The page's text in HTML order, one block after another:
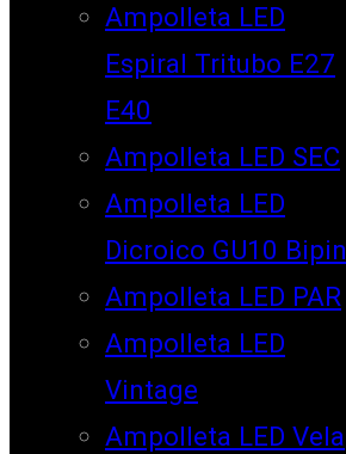
Ampolleta LED
Espiral Tritubo E27
E40
Ampolleta LED SEC
Ampolleta LED
Dicroico GU10 Bipin
Ampolleta LED PAR
Ampolleta LED
Vintage
Ampolleta LED Vela